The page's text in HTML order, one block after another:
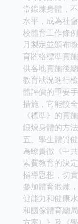
常鍛煉身體，
水平，成為社
校體育工作條
月製定並頒布
育閤格標準實
供各地實施後
教育狀況進行
體評價的重要
措施，它能較
《標準》的實
鍛煉身體的方
五、學生體質
為瞭貫徹《中
素質教育的決
指導思想，切
參加體育鍛煉
健能力和健康
和國傢體育總